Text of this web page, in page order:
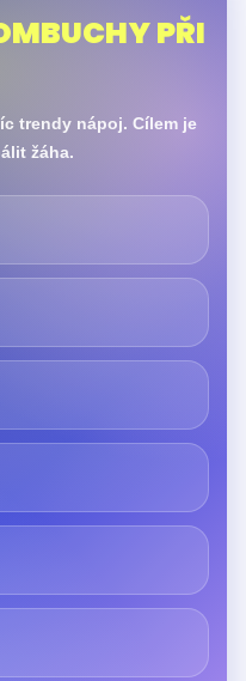
PŘI
trendy nápoj. Cílem je
žáha.